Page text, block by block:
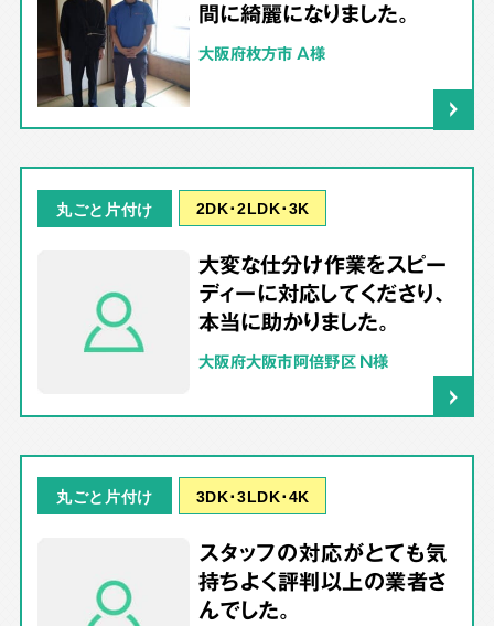
間に綺麗になりました。
大阪府枚方市 A様
丸ごと片付け 2DK･2LDK･3K
大変な仕分け作業をスピー
ディーに対応してくださり、
本当に助かりました。
大阪府大阪市阿倍野区 N様
丸ごと片付け 3DK･3LDK･4K
スタッフの対応がとても気
持ちよく評判以上の業者さ
んでした。